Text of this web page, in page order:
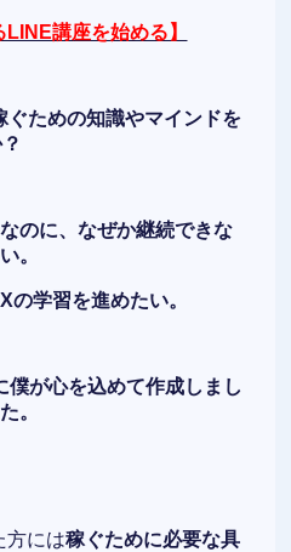
講座を始める】
ぐための知識やマインドを
のに、なぜか継続できな
い。
の学習を進めたい。
僕が心を込めて作成しまし
た。
方には稼ぐために必要な具